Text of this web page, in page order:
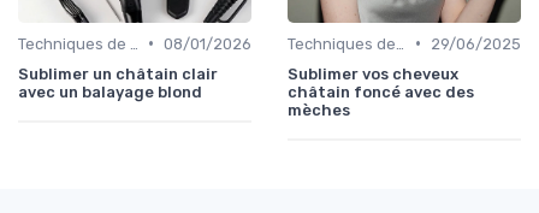
• 08/01/2026
Sublimer un châtain clair
avec un balayage blond
•
29/06/2025
Sublimer vos cheveux
châtain foncé avec des
mèches